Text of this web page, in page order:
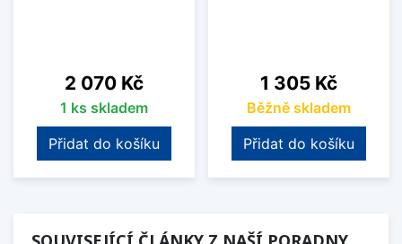
Cena
2 070 Kč
1 ks skladem
Přidat do košíku
Cena
1 305 Kč
Běžně skladem
Přidat do košíku